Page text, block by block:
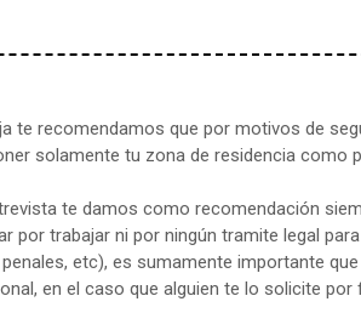
te recomendamos que por motivos de
solamente tu zona de residencia como
te damos como recomendación
por trabajar ni por ningún tramite legal
etc), es sumamente importante
en el caso que alguien te lo solicite